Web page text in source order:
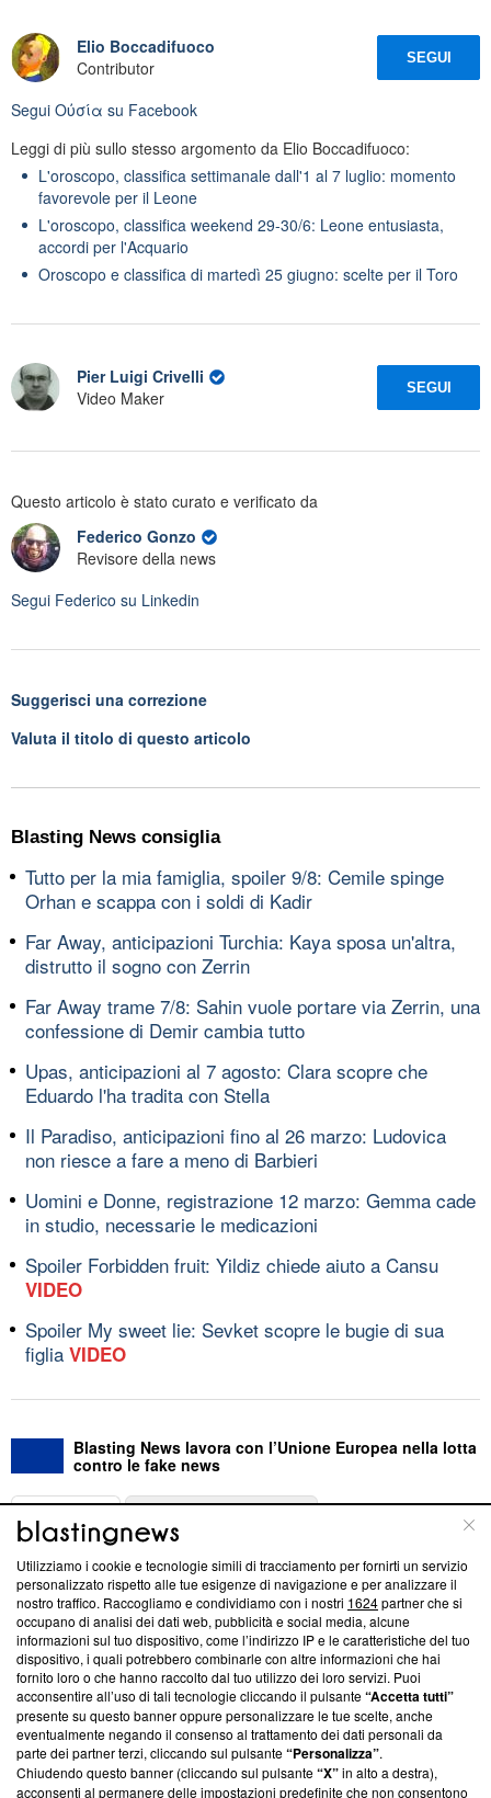
Elio Boccadifuoco
Contributor
SEGUI
Segui Oὐσία su Facebook
Leggi di più sullo stesso argomento da Elio Boccadifuoco:
L'oroscopo, classifica settimanale dall'1 al 7 luglio: momento
favorevole per il Leone
L'oroscopo, classifica weekend 29-30/6: Leone entusiasta,
accordi per l'Acquario
Oroscopo e classifica di martedì 25 giugno: scelte per il Toro
Pier Luigi Crivelli
Video Maker
SEGUI
Questo articolo è stato curato e verificato da
Federico Gonzo
Revisore della news
Segui Federico su Linkedin
Suggerisci una correzione
Valuta il titolo di questo articolo
Blasting News consiglia
Tutto per la mia famiglia, spoiler 9/8: Cemile spinge
Orhan e scappa con i soldi di Kadir
Far Away, anticipazioni Turchia: Kaya sposa un'altra,
distrutto il sogno con Zerrin
Far Away trame 7/8: Sahin vuole portare via Zerrin, una
confessione di Demir cambia tutto
Upas, anticipazioni al 7 agosto: Clara scopre che
Eduardo l'ha tradita con Stella
Il Paradiso, anticipazioni fino al 26 marzo: Ludovica
non riesce a fare a meno di Barbieri
Uomini e Donne, registrazione 12 marzo: Gemma cade
in studio, necessarie le medicazioni
Spoiler Forbidden fruit: Yildiz chiede aiuto a Cansu
VIDEO
Spoiler My sweet lie: Sevket scopre le bugie di sua
figlia VIDEO
Blasting News lavora con l’Unione Europea nella lotta
contro le fake news
ABOUT
Questa sezione offre informazioni trasparenti su Blasting
News, sui nostri processi editoriali e su come ci impegniamo a
creare news di qualità. Inoltre, afferma la nostra aderenza a
‘Trust Project - News with Integrity’Blasting News non è
ancora membro del programma, ma ha richiesto di farne
parte; Trust Project non ha ancora effettuato una verifica di
conformità agli standard.
Su di noi
Utilizziamo i cookie e tecnologie simili di tracciamento per fornirti un servizio
personalizzato rispetto alle tue esigenze di navigazione e per analizzare il
nostro traffico. Raccogliamo e condividiamo con i nostri 1624partner che si
occupano di analisi dei dati web, pubblicità e social media, alcune
informazioni sul tuo dispositivo, come l’indirizzo IP e le caratteristiche del tuo
dispositivo, i quali potrebbero combinarle con altre informazioni che hai
fornito loro o che hanno raccolto dal tuo utilizzo dei loro servizi. Puoi
acconsentire all’uso di tali tecnologie cliccando il pulsante“Accetta tutti”
presente su questo banner oppure personalizzare le tue scelte, anche
eventualmente negando il consenso al trattamento dei dati personali da
parte dei partner terzi, cliccando sul pulsante“Personalizza”.
Chiudendo questo banner (cliccando sul pulsante“X”in alto a destra),
acconsenti al permanere delle impostazioni predefinite che non consentono